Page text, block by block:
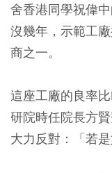
舍香港同學祝偉
沒幾年，示範工
商之一。
這座工廠的良率
研院時任院長方
大力反對：「若